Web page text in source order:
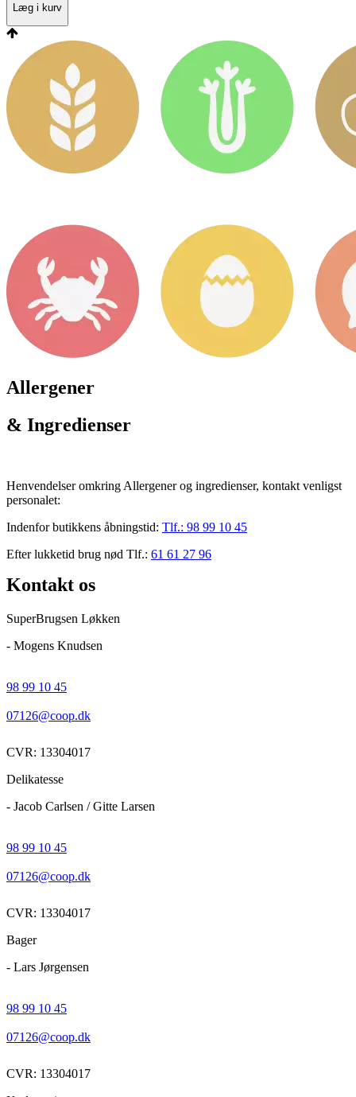
Læg i kurv
Allergener
& Ingredienser
Henvendelser omkring Allergener og ingredienser, kontakt venligst
personalet:
Indenfor butikkens åbningstid: Tlf.: 98 99 10 45
Efter lukketid brug nød Tlf.: 61 61 27 96
Kontakt os
SuperBrugsen Løkken
- Mogens Knudsen
98 99 10 45
07126@coop.dk
CVR: 13304017
Delikatesse
- Jacob Carlsen / Gitte Larsen
98 99 10 45
07126@coop.dk
CVR: 13304017
Bager
- Lars Jørgensen
98 99 10 45
07126@coop.dk
CVR: 13304017